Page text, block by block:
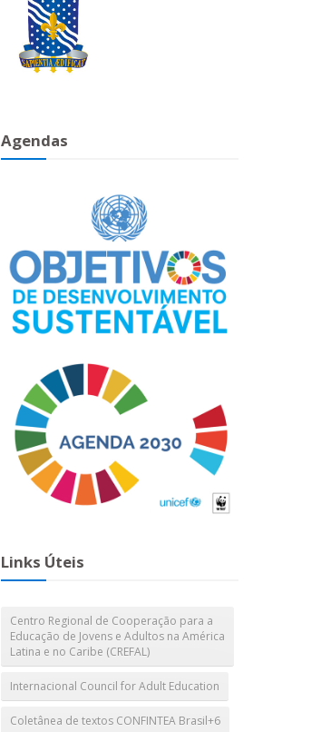
Agendas
Links Úteis
Centro Regional de Cooperação para a
Educação de Jovens e Adultos na América
Latina e no Caribe (CREFAL)
Internacional Council for Adult Education
Coletânea de textos CONFINTEA Brasil+6